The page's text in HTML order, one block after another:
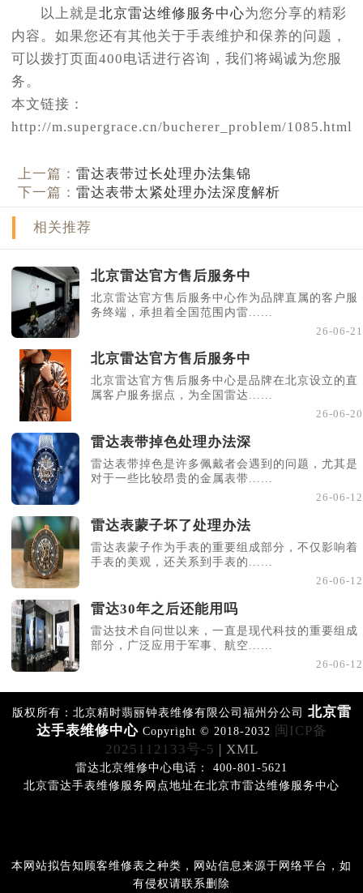
以上就是北京雷达维修服务中心为您分享的精彩
内容。如果您还有其他关于手表维护和保养的问题，
可以拨打页面400电话进行咨询，我们将竭诚为您服
务。
本文链接：
http://m.supergrace.cn/bucherer_problem/1085.html
上一篇：雷达表带过长处理办法集锦
下一篇：雷达表带太紧处理办法深度解析
相关推荐
北京雷达官方售后服务中
北京雷达官方售后服务中心作为品牌直属的客户服
务终端，承担着全国范围内雷......
26-06-21
北京雷达官方售后服务中
北京雷达官方售后服务中心是品牌在北京设立的直
属客户服务据点，为全国雷达......
26-06-20
雷达表带掉色处理办法深
雷达表带掉色是许多佩戴者会遇到的问题，尤其是
对于一些比较昂贵的金属表带......
26-06-12
雷达表蒙子坏了处理办法
雷达表蒙子作为手表的重要组成部分，不仅影响着
手表的美观，还关系到手表的......
26-06-12
雷达30年之后还能用吗
雷达技术自问世以来，一直是现代科技的重要组成
部分，广泛应用于军事、航空......
26-06-12
版权所有：北京精时翡丽钟表维修有限公司福州分公司 北京雷
达手表维修中心 Copyright © 2018-2032
闽ICP备
2025112133号-5
| XML
雷达北京维修中心电话： 400-801-5621
北京雷达手表维修服务网点地址在北京市雷达维修服务中心
本网站拟告知顾客维修表之种类，网站信息来源于网络平台，如
有侵权请联系删除